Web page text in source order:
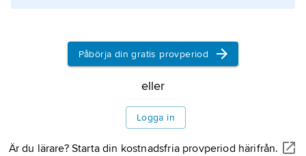
Påbörja din gratis provperiod
eller
Logga in
Är du lärare? Starta din kostnadsfria provperiod härifrån.